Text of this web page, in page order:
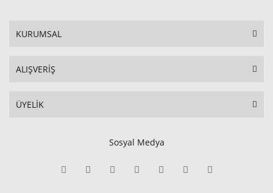
KURUMSAL
ALIŞVERİŞ
ÜYELİK
Sosyal Medya